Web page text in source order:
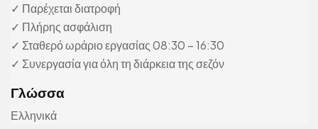
✓ Παρέχεται διατροφή
✓ Πλήρης ασφάλιση
✓ Σταθερό ωράριο εργασίας 08:30 – 16:30
✓ Συνεργασία για όλη τη διάρκεια της σεζόν
Γλώσσα
Ελληνικά